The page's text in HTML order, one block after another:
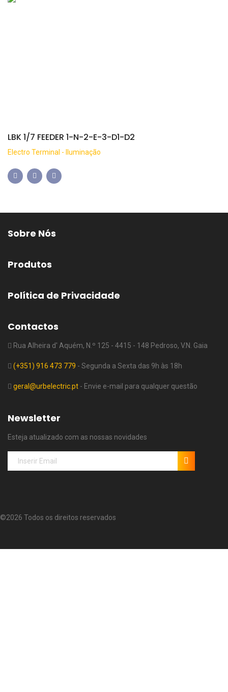
LBK 1/7 FEEDER 1-N-2-E-3-D1-D2
Electro Terminal - Iluminação
Sobre Nós
Produtos
Política de Privacidade
Contactos
Rua Alheira d' Aquém, N.º 125 - 4415 - 148 Pedroso, V.N. Gaia
(+351) 916 473 779 - Segunda a Sexta das 9h às 18h
geral@urbelectric.pt - Envie e-mail para qualquer questão
Newsletter
Esteja atualizado com as nossas novidades
©2026 Todos os direitos reservados